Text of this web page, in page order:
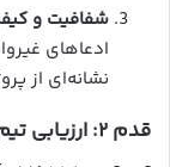
شفافیت و
ادعاهای
نشانه‌ای از
قدم ۲: ارزیابی تیم توسعه‌دهنده